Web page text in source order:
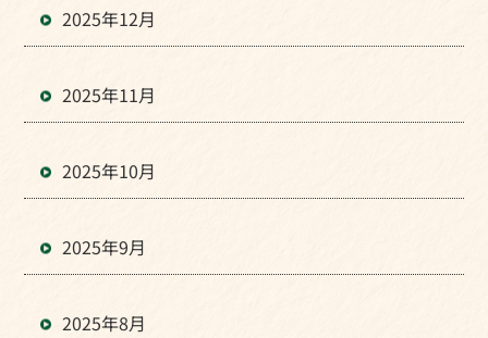
2025年12月
2025年11月
2025年10月
2025年9月
2025年8月